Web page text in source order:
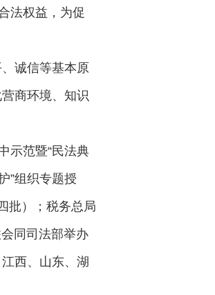
法权益，为促
诚信等基本原
商环境、知识
示范暨“民法典
”组织专题授
批）；税务总局
同司法部举办
西、山东、湖